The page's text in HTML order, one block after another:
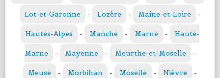
Lot-et-Garonne - Lozère - Maine-et-Loire -
Hautes-Alpes - Manche - Marne - Haute-
Marne - Mayenne - Meurthe-et-Moselle -
Meuse - Morbihan - Moselle - Nièvre -